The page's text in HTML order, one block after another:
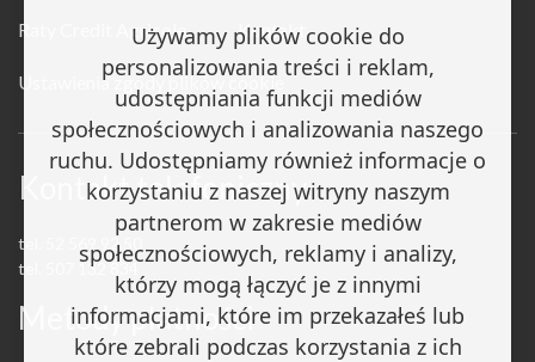
Raty Credit Agricole Kontakt
Ustawienia zgody plików cookie
Kontakt telefoniczny
tel. 52 569 92 50
tel. 507 132 834
Metody płatności
Używamy plików cookie do
personalizowania treści i reklam,
udostępniania funkcji mediów
społecznościowych i analizowania naszego
ruchu. Udostępniamy również informacje o
korzystaniu z naszej witryny naszym
partnerom w zakresie mediów
społecznościowych, reklamy i analizy,
którzy mogą łączyć je z innymi
informacjami, które im przekazałeś lub
które zebrali podczas korzystania z ich